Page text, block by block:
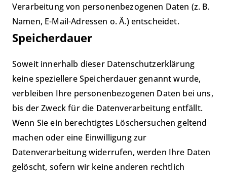
Verarbeitung von personenbezogenen Daten (z. B.
Namen, E-Mail-Adressen o. Ä.) entscheidet.
Speicherdauer
Soweit innerhalb dieser Datenschutzerklärung
keine speziellere Speicherdauer genannt wurde,
verbleiben Ihre personenbezogenen Daten bei uns,
bis der Zweck für die Datenverarbeitung entfällt.
Wenn Sie ein berechtigtes Löschersuchen geltend
machen oder eine Einwilligung zur
Datenverarbeitung widerrufen, werden Ihre Daten
gelöscht, sofern wir keine anderen rechtlich